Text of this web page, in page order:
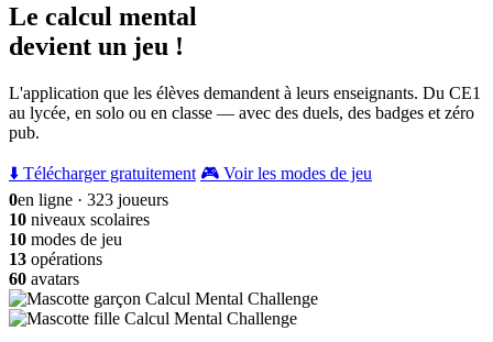
Le calcul mental
devient un jeu !
L'application que les élèves demandent à leurs enseignants. Du CE1
au lycée, en solo ou en classe — avec des duels, des badges et zéro
pub.
⬇️ Télécharger gratuitement 🎮 Voir les modes de jeu
0en ligne · 323 joueurs
10 niveaux scolaires
10 modes de jeu
13 opérations
60 avatars